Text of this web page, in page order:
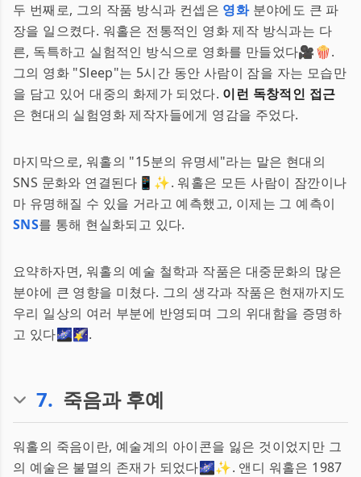
두 번째로, 그의 작품 방식과 컨셉은 영화분야에도 큰 파
장을 일으켰다. 워홀은 전통적인 영화 제작 방식과는 다
른, 독특하고 실험적인 방식으로 영화를 만들었다🎥🍿.
그의 영화 "Sleep"는 5시간 동안 사람이 잠을 자는 모습만
을 담고 있어 대중의 화제가 되었다. 이런 독창적인 접근
은 현대의 실험영화 제작자들에게 영감을 주었다.
마지막으로, 워홀의 "15분의 유명세"라는 말은 현대의
SNS 문화와 연결된다📱✨. 워홀은 모든 사람이 잠깐이나
마 유명해질 수 있을 거라고 예측했고, 이제는 그 예측이
SNS를 통해 현실화되고 있다.
요약하자면, 워홀의 예술 철학과 작품은 대중문화의 많은
분야에 큰 영향을 미쳤다. 그의 생각과 작품은 현재까지도
우리 일상의 여러 부분에 반영되며 그의 위대함을 증명하
고 있다🌌🌠.
7. 죽음과 후예
워홀의 죽음이란, 예술계의 아이콘을 잃은 것이었지만 그
의 예술은 불멸의 존재가 되었다🌌✨. 앤디 워홀은 1987